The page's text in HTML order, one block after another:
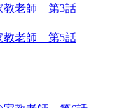
老師 _ 第3話
老師 _ 第5話